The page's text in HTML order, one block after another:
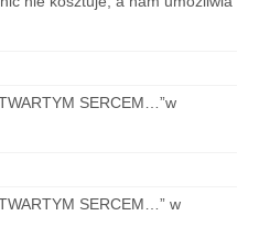
SERCEM…”w
SERCEM…” w